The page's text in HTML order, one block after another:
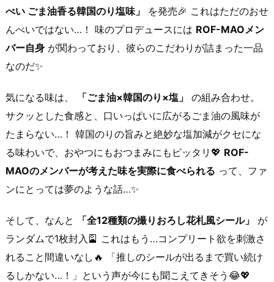
べい ごま油香る韓国のり塩味」
を発売🎉 これはただのおせ
んべいではない…！ 味のプロデュースには ROF-MAOメン
バー自身 が関わっており、彼らのこだわりが詰まった一品
なのだ✨
気になる味は、 「ごま油×韓国のり×塩」
の組み合わせ。
サクッとした食感と、口いっぱいに広がるごま油の風味が
たまらない…！ 韓国のりの旨みと絶妙な塩加減がクセにな
る味わいで、おやつにもおつまみにもピッタリ💖 ROF-
MAOのメンバーが考えた味を実際に食べられる って、ファ
ンにとっては夢のような話…✨
そして、なんと 「全12種類の撮りおろし花札風シール」
が
ランダムで1枚封入🎴 これはもう…コンプリート欲を刺激さ
れること間違いなし🔥 「推しのシールが出るまで買い続け
るしかない…！」という声が今にも聞こえてきそう😂💖